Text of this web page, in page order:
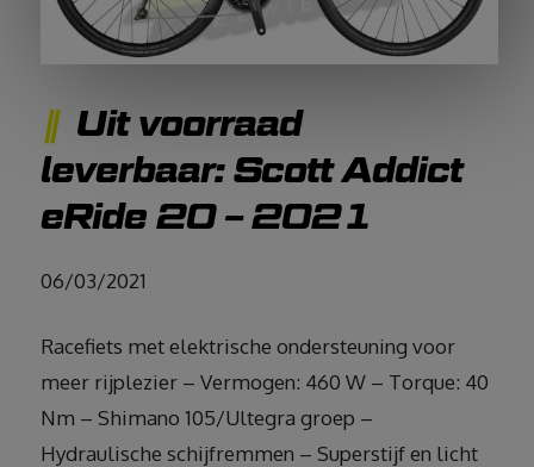
Uit voorraad
leverbaar: Scott Addict
eRide 20 – 2021
06/03/2021
Racefiets met elektrische ondersteuning voor
meer rijplezier – Vermogen: 460 W – Torque: 40
Nm – Shimano 105/Ultegra groep –
Hydraulische schijfremmen – Superstijf en licht